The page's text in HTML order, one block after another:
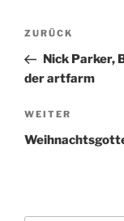
Vorheriger
Beitrag
ZURÜCK
Nick Parker,
der artfarm
Nächster
Beitrag
WEITER